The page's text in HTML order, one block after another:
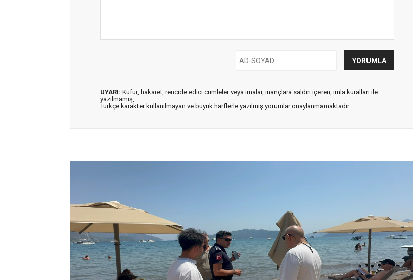
UYARI: Küfür, hakaret, rencide edici cümleler veya imalar, inançlara saldırı içeren, imla kuralları ile
yazılmamış,
Türkçe karakter kullanılmayan ve büyük harflerle yazılmış yorumlar onaylanmamaktadır.